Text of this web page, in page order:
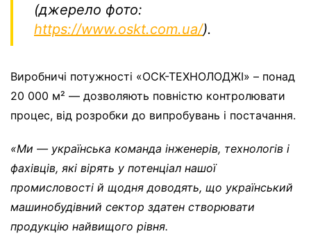
(джерело фото:
https://www.oskt.com.ua/).
Виробничі потужності «ОСК-ТЕХНОЛОДЖІ» – понад
20 000 м² — дозволяють повністю контролювати
процес, від розробки до випробувань і постачання.
«Ми — українська команда інженерів, технологів і
фахівців, які вірять у потенціал нашої
промисловості й щодня доводять, що український
машинобудівний сектор здатен створювати
продукцію найвищого рівня.